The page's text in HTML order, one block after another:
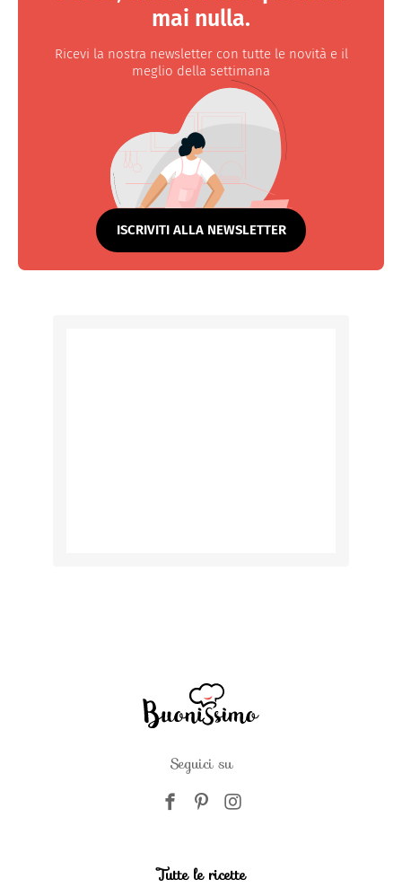
mai nulla.
Ricevi la nostra newsletter con tutte le novità e il
meglio della settimana
ISCRIVITI ALLA NEWSLETTER
Seguici su
Tutte le ricette